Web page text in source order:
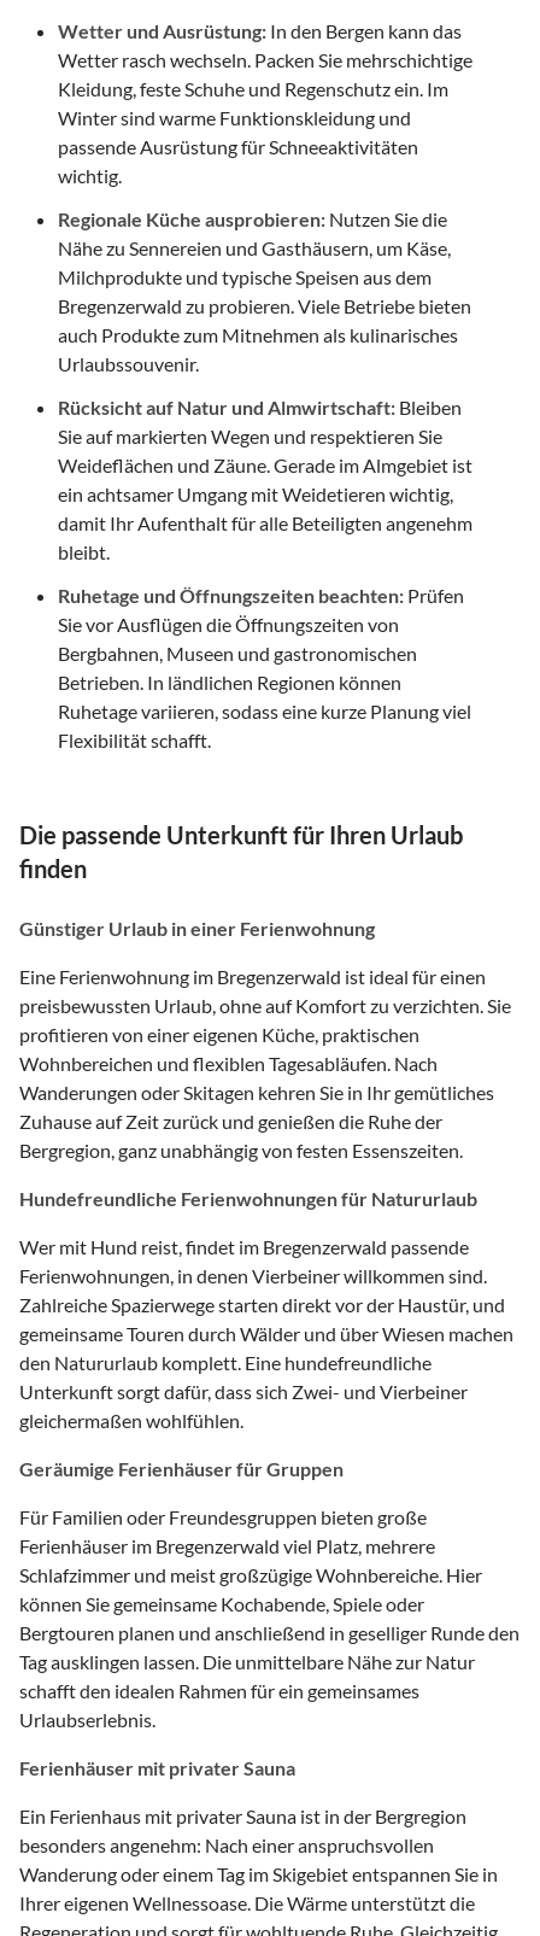
Wetter und Ausrüstung: In den Bergen kann das
Wetter rasch wechseln. Packen Sie mehrschichtige
Kleidung, feste Schuhe und Regenschutz ein. Im
Winter sind warme Funktionskleidung und
passende Ausrüstung für Schneeaktivitäten
wichtig.
Regionale Küche ausprobieren: Nutzen Sie die
Nähe zu Sennereien und Gasthäusern, um Käse,
Milchprodukte und typische Speisen aus dem
Bregenzerwald zu probieren. Viele Betriebe bieten
auch Produkte zum Mitnehmen als kulinarisches
Urlaubssouvenir.
Rücksicht auf Natur und Almwirtschaft: Bleiben
Sie auf markierten Wegen und respektieren Sie
Weideflächen und Zäune. Gerade im Almgebiet ist
ein achtsamer Umgang mit Weidetieren wichtig,
damit Ihr Aufenthalt für alle Beteiligten angenehm
bleibt.
Ruhetage und Öffnungszeiten beachten: Prüfen
Sie vor Ausflügen die Öffnungszeiten von
Bergbahnen, Museen und gastronomischen
Betrieben. In ländlichen Regionen können
Ruhetage variieren, sodass eine kurze Planung viel
Flexibilität schafft.
Die passende Unterkunft für Ihren Urlaub
finden
Günstiger Urlaub in einer Ferienwohnung
Eine Ferienwohnung im Bregenzerwald ist ideal für einen
preisbewussten Urlaub, ohne auf Komfort zu verzichten. Sie
profitieren von einer eigenen Küche, praktischen
Wohnbereichen und flexiblen Tagesabläufen. Nach
Wanderungen oder Skitagen kehren Sie in Ihr gemütliches
Zuhause auf Zeit zurück und genießen die Ruhe der
Bergregion, ganz unabhängig von festen Essenszeiten.
Hundefreundliche Ferienwohnungen für Natururlaub
Wer mit Hund reist, findet im Bregenzerwald passende
Ferienwohnungen, in denen Vierbeiner willkommen sind.
Zahlreiche Spazierwege starten direkt vor der Haustür, und
gemeinsame Touren durch Wälder und über Wiesen machen
den Natururlaub komplett. Eine hundefreundliche
Unterkunft sorgt dafür, dass sich Zwei- und Vierbeiner
gleichermaßen wohlfühlen.
Geräumige Ferienhäuser für Gruppen
Für Familien oder Freundesgruppen bieten große
Ferienhäuser im Bregenzerwald viel Platz, mehrere
Schlafzimmer und meist großzügige Wohnbereiche. Hier
können Sie gemeinsame Kochabende, Spiele oder
Bergtouren planen und anschließend in geselliger Runde den
Tag ausklingen lassen. Die unmittelbare Nähe zur Natur
schafft den idealen Rahmen für ein gemeinsames
Urlaubserlebnis.
Ferienhäuser mit privater Sauna
Ein Ferienhaus mit privater Sauna ist in der Bergregion
besonders angenehm: Nach einer anspruchsvollen
Wanderung oder einem Tag im Skigebiet entspannen Sie in
Ihrer eigenen Wellnessoase. Die Wärme unterstützt die
Regeneration und sorgt für wohltuende Ruhe. Gleichzeitig